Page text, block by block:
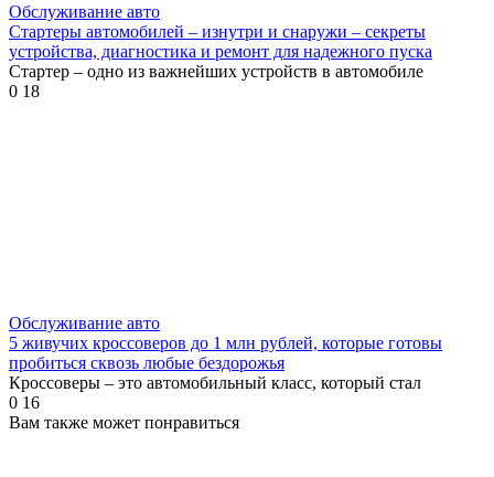
Обслуживание авто
Стартеры автомобилей – изнутри и снаружи – секреты
устройства, диагностика и ремонт для надежного пуска
Стартер – одно из важнейших устройств в автомобиле
0 18
Обслуживание авто
5 живучих кроссоверов до 1 млн рублей, которые готовы
пробиться сквозь любые бездорожья
Кроссоверы – это автомобильный класс, который стал
0 16
Вам также может понравиться